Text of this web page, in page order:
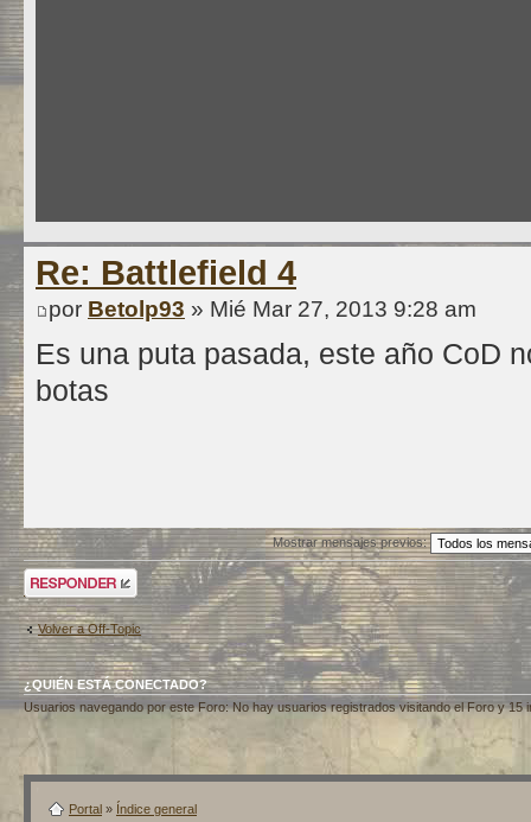
Re: Battlefield 4
por Betolp93 » Mié Mar 27, 2013 9:28 am
Es una puta pasada, este año CoD
botas
Mostrar mensajes previos:
Publicar una
respuesta
Volver a Off-Topic
¿QUIÉN ESTÁ CONECTADO?
Usuarios navegando por este Foro: No hay usuarios registrados visitando el Foro y 15
Portal » Índice general